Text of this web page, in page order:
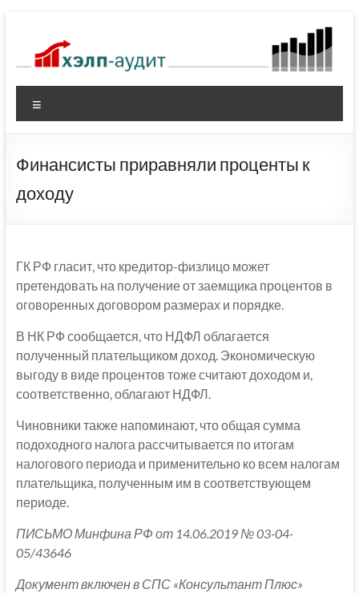
содержимому
Финансисты приравняли проценты к
доходу
ГК РФ гласит, что кредитор-физлицо может
претендовать на получение от заемщика процентов в
оговоренных договором размерах и порядке.
В НК РФ сообщается, что НДФЛ облагается
полученный плательщиком доход. Экономическую
выгоду в виде процентов тоже считают доходом и,
соответственно, облагают НДФЛ.
Чиновники также напоминают, что общая сумма
подоходного налога рассчитывается по итогам
налогового периода и применительно ко всем налогам
плательщика, полученным им в соответствующем
периоде.
ПИСЬМО Минфина РФ от 14.06.2019 № 03-04-
05/43646
Документ включен в СПС «Консультант Плюс»